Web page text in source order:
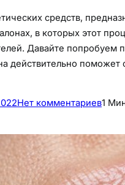
средств,
в которых этот
Давайте попробуем
действительно
Нет комментариевк
а
с
а
1